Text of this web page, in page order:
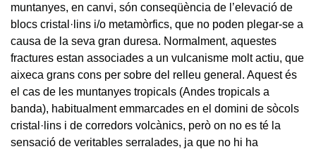
muntanyes, en canvi, són conseqüència de l’elevació de
blocs cristal·lins i/o metamòrfics, que no poden plegar-se a
causa de la seva gran duresa. Normalment, aquestes
fractures estan associades a un vulcanisme molt actiu, que
aixeca grans cons per sobre del relleu general. Aquest és
el cas de les muntanyes tropicals (Andes tropicals a
banda), habitualment emmarcades en el domini de sòcols
cristal·lins i de corredors volcànics, però on no es té la
sensació de veritables serralades, ja que no hi ha